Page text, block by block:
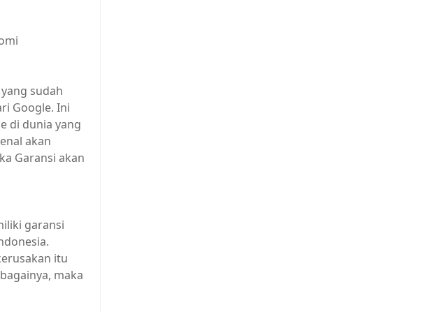
sudah
Google. Ini
di dunia yang
akan
Garansi akan
garansi
itu
maka